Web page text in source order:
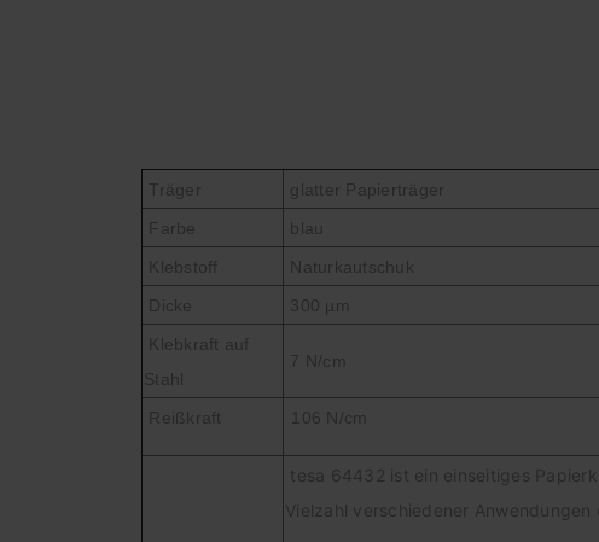
Träger
glatter Papierträger
Farbe
blau
Klebstoff
Naturkautschuk
Dicke
300 µm
Klebkraft auf
Stahl
7 N/cm
Reißkraft 106 N/cm
tesa 64432 ist ein einseitiges
Vielzahl verschiedener